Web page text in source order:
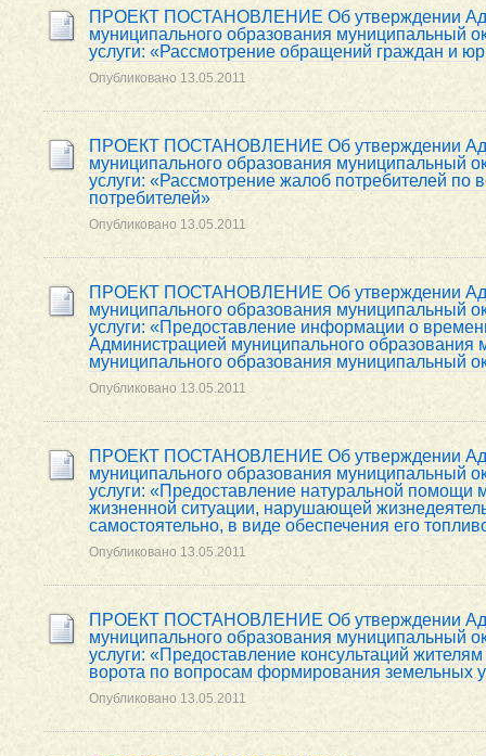
ПРОЕКТ ПОСТАНОВЛЕНИЕ Об утверждении
муниципального образования муниципальный
услуги: «Рассмотрение обращений граждан и
Опубликовано 13.05.2011
ПРОЕКТ ПОСТАНОВЛЕНИЕ Об утверждении
муниципального образования муниципальный
услуги: «Рассмотрение жалоб потребителей
потребителей»
Опубликовано 13.05.2011
ПРОЕКТ ПОСТАНОВЛЕНИЕ Об утверждении
муниципального образования муниципальный
услуги: «Предоставление информации о
Администрацией муниципального образования
муниципального образования муниципальный
Опубликовано 13.05.2011
ПРОЕКТ ПОСТАНОВЛЕНИЕ Об утверждении
муниципального образования муниципальный
услуги: «Предоставление натуральной
жизненной ситуации, нарушающей
самостоятельно, в виде обеспечения его
Опубликовано 13.05.2011
ПРОЕКТ ПОСТАНОВЛЕНИЕ Об утверждении
муниципального образования муниципальный
услуги: «Предоставление консультаций
ворота по вопросам формирования земельных
Опубликовано 13.05.2011